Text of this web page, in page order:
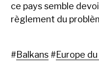
ce pays semble
règlement du
#Balkans #Europe du